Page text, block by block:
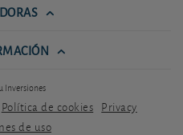
Inversiones
Política de cookies Privacy
de uso